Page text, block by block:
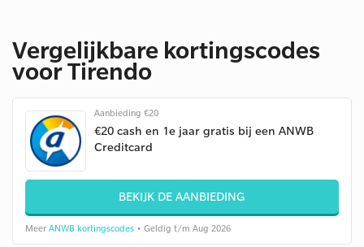
Vergelijkbare kortingscodes
voor Tirendo
Aanbieding €20
€20 cash en 1e jaar gratis bij een ANWB
Creditcard
BEKIJK DE AANBIEDING
Meer ANWB kortingscodes • Geldig t/m Aug 2026